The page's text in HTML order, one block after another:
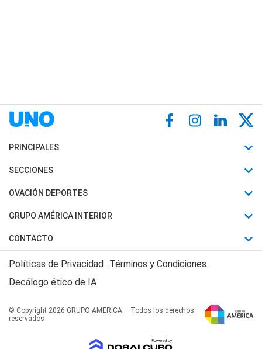
PRINCIPALES
Últimas Noticias
Política
Judiciales
Economia
SECCIONES
Horóscopo
Motores
Trucos caseros
Series y Películas
Edictos y Solicitadas
OVACIÓN DEPORTES
Fútbol
Mundial
Automovilismo
Rugby
Básquet
GRUPO AMÉRICA INTERIOR
Canal 7 en Vivo
San Juan 8
CONTACTO
Acerca de Nosotros
Contactanos
Políticas de Privacidad Términos y Condiciones
Decálogo ético de IA
© Copyright 2026 GRUPO AMERICA – Todos los derechos
reservados